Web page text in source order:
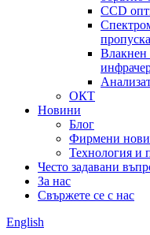
CCD
Влакнен
ОКТ
Новини
Блог
Фирмени
Технология и
Често задавани
За нас
Свържете се с нас
English